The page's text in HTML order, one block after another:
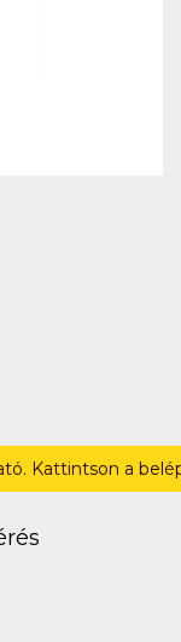
Kattintson a